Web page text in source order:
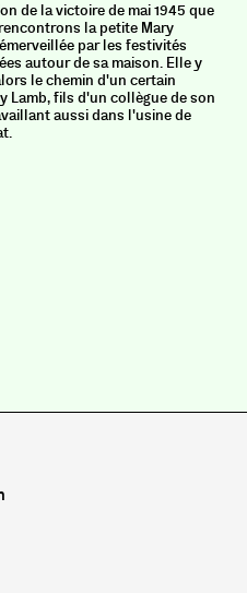
de la victoire de mai 1945 que
la petite Mary
par les festivités
autour de sa maison. Elle y
le chemin d'un certain
Lamb, fils d'un collègue de son
aussi dans l'usine de